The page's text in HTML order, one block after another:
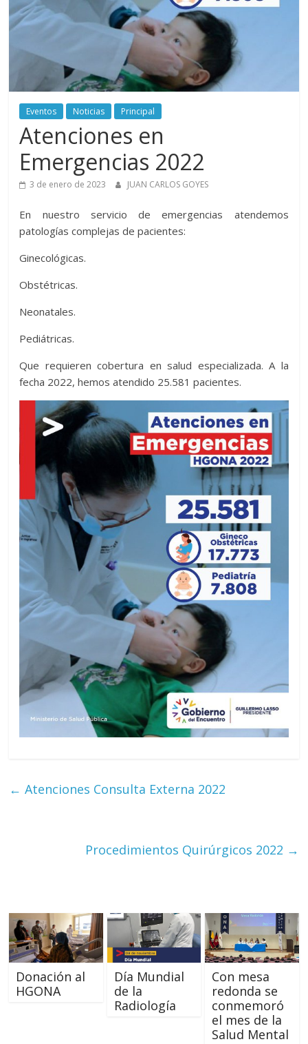
Aurora
–
Luz
Elena
Arismendi
Eventos Noticias Principal
Atenciones en
Emergencias 2022
3 de enero de 2023 JUAN CARLOS GOYES
En nuestro servicio de emergencias atendemos
patologías complejas de pacientes:
Ginecológicas.
Obstétricas.
Neonatales.
Pediátricas.
Que requieren cobertura en salud especializada. A la
fecha 2022, hemos atendido 25.581 pacientes.
← Atenciones Consulta Externa 2022
Procedimientos Quirúrgicos 2022 →
Donación al
HGONA
Día Mundial
de la
Radiología
Con mesa
redonda se
conmemoró
el mes de la
Salud Mental